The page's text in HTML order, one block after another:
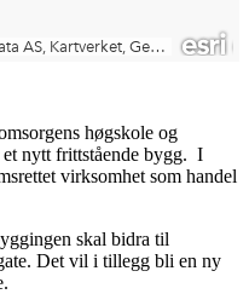
høgskole og
et nytt frittstående bygg. I
virksomhet som handel
skal bidra til
Det vil i tillegg bli en ny